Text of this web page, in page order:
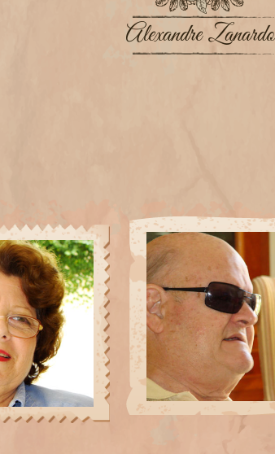
Alexandre Zanardo